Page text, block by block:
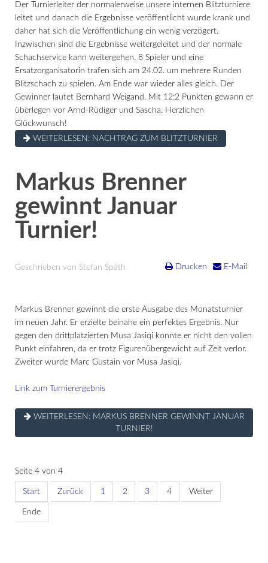
Der Turnierleiter der normalerweise unsere internen Blitzturniere
leitet und danach die Ergebnisse veröffentlicht wurde krank und
daher hat sich die Veröffentlichung ein wenig verzögert.
Inzwischen sind die Ergebnisse weitergeleitet und der normale
Schachservice kann weitergehen. 8 Spieler und eine
Ersatzorganisatorin trafen sich am 24.02. um mehrere Runden
Blitzschach zu spielen. Am Ende war wieder alles gleich. Der
Gewinner lautet Bernhard Weigand. Mit 12:2 Punkten gewann er
überlegen vor Arnd-Rüdiger und Sascha. Herzlichen
Glückwunsch!
WEITERLESEN: NACHTRAG ZUM BLITZTURNIER
Markus Brenner
gewinnt Januar
Turnier!
Drucken E-Mail
Geschrieben von Stefan Späth
Markus Brenner gewinnt die erste Ausgabe des Monatsturnier
im neuen Jahr. Er erzielte beinahe ein perfektes Ergebnis. Nur
gegen den drittplatzierten Musa Jasiqi konnte er nicht den vollen
Punkt einfahren, da er trotz Figurenübergewicht auf Zeit verlor.
Zweiter wurde Marc Gustain vor Musa Jasiqi.
Link zum Turnierergebnis
WEITERLESEN: MARKUS BRENNER GEWINNT JANUAR
TURNIER!
Seite 4 von 4
Start Zurück 1 2 3 4 Weiter
Ende